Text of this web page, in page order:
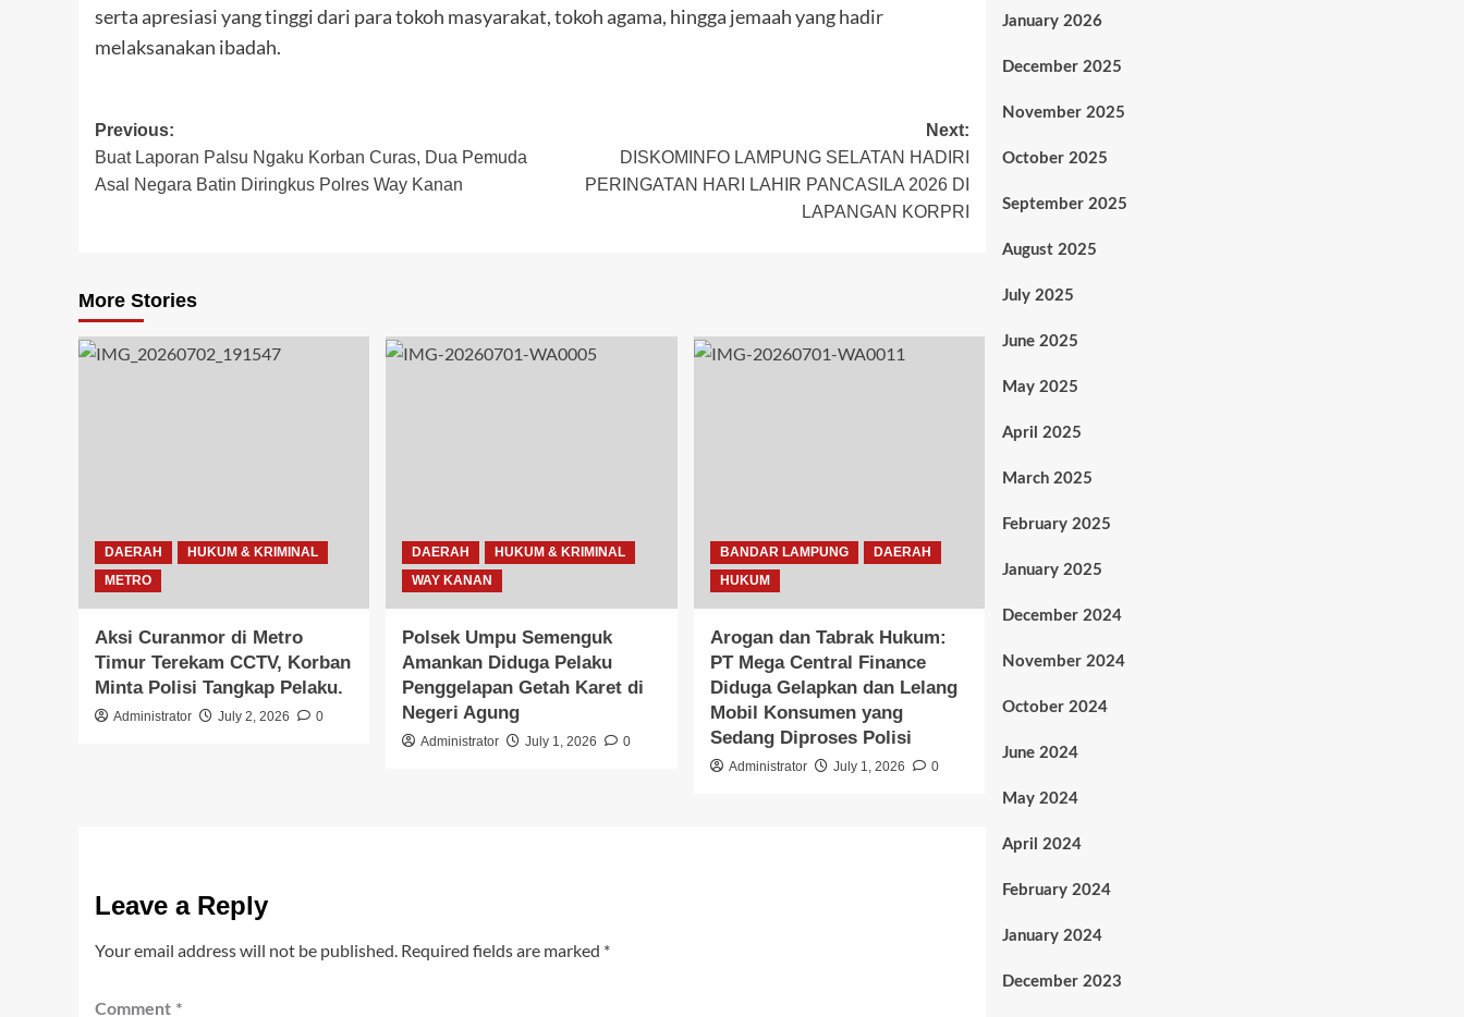
serta apresiasi yang tinggi dari para tokoh masyarakat, tokoh agama, hingga jemaah yang hadir
melaksanakan ibadah.
Post
navigation
Previous:
Buat Laporan Palsu Ngaku Korban Curas, Dua Pemuda
Asal Negara Batin Diringkus Polres Way Kanan
Next:
DISKOMINFO LAMPUNG SELATAN HADIRI
PERINGATAN HARI LAHIR PANCASILA 2026 DI
LAPANGAN KORPRI
More Stories
DAERAH
HUKUM & KRIMINAL
METRO
Aksi Curanmor di Metro
Timur Terekam CCTV, Korban
Minta Polisi Tangkap Pelaku.
Administrator July 2, 2026 0
DAERAH
HUKUM & KRIMINAL
WAY KANAN
Polsek Umpu Semenguk
Amankan Diduga Pelaku
Penggelapan Getah Karet di
Negeri Agung
Administrator July 1, 2026 0
BANDAR LAMPUNG
DAERAH
HUKUM
Arogan dan Tabrak Hukum:
PT Mega Central Finance
Diduga Gelapkan dan Lelang
Mobil Konsumen yang
Sedang Diproses Polisi
Administrator July 1, 2026 0
Leave a Reply
Your email address will not be published. Required fields are marked *
Comment *
January 2026
December 2025
November 2025
October 2025
September 2025
August 2025
July 2025
June 2025
May 2025
April 2025
March 2025
February 2025
January 2025
December 2024
November 2024
October 2024
June 2024
May 2024
April 2024
February 2024
January 2024
December 2023